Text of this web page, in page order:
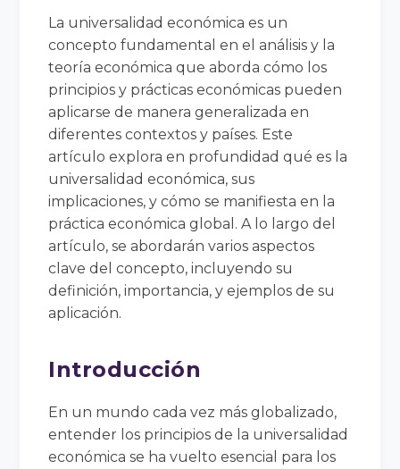
La universalidad económica es un
concepto fundamental en el análisis y la
teoría económica que aborda cómo los
principios y prácticas económicas pueden
aplicarse de manera generalizada en
diferentes contextos y países. Este
artículo explora en profundidad qué es la
universalidad económica, sus
implicaciones, y cómo se manifiesta en la
práctica económica global. A lo largo del
artículo, se abordarán varios aspectos
clave del concepto, incluyendo su
definición, importancia, y ejemplos de su
aplicación.
Introducción
En un mundo cada vez más globalizado,
entender los principios de la universalidad
económica se ha vuelto esencial para los